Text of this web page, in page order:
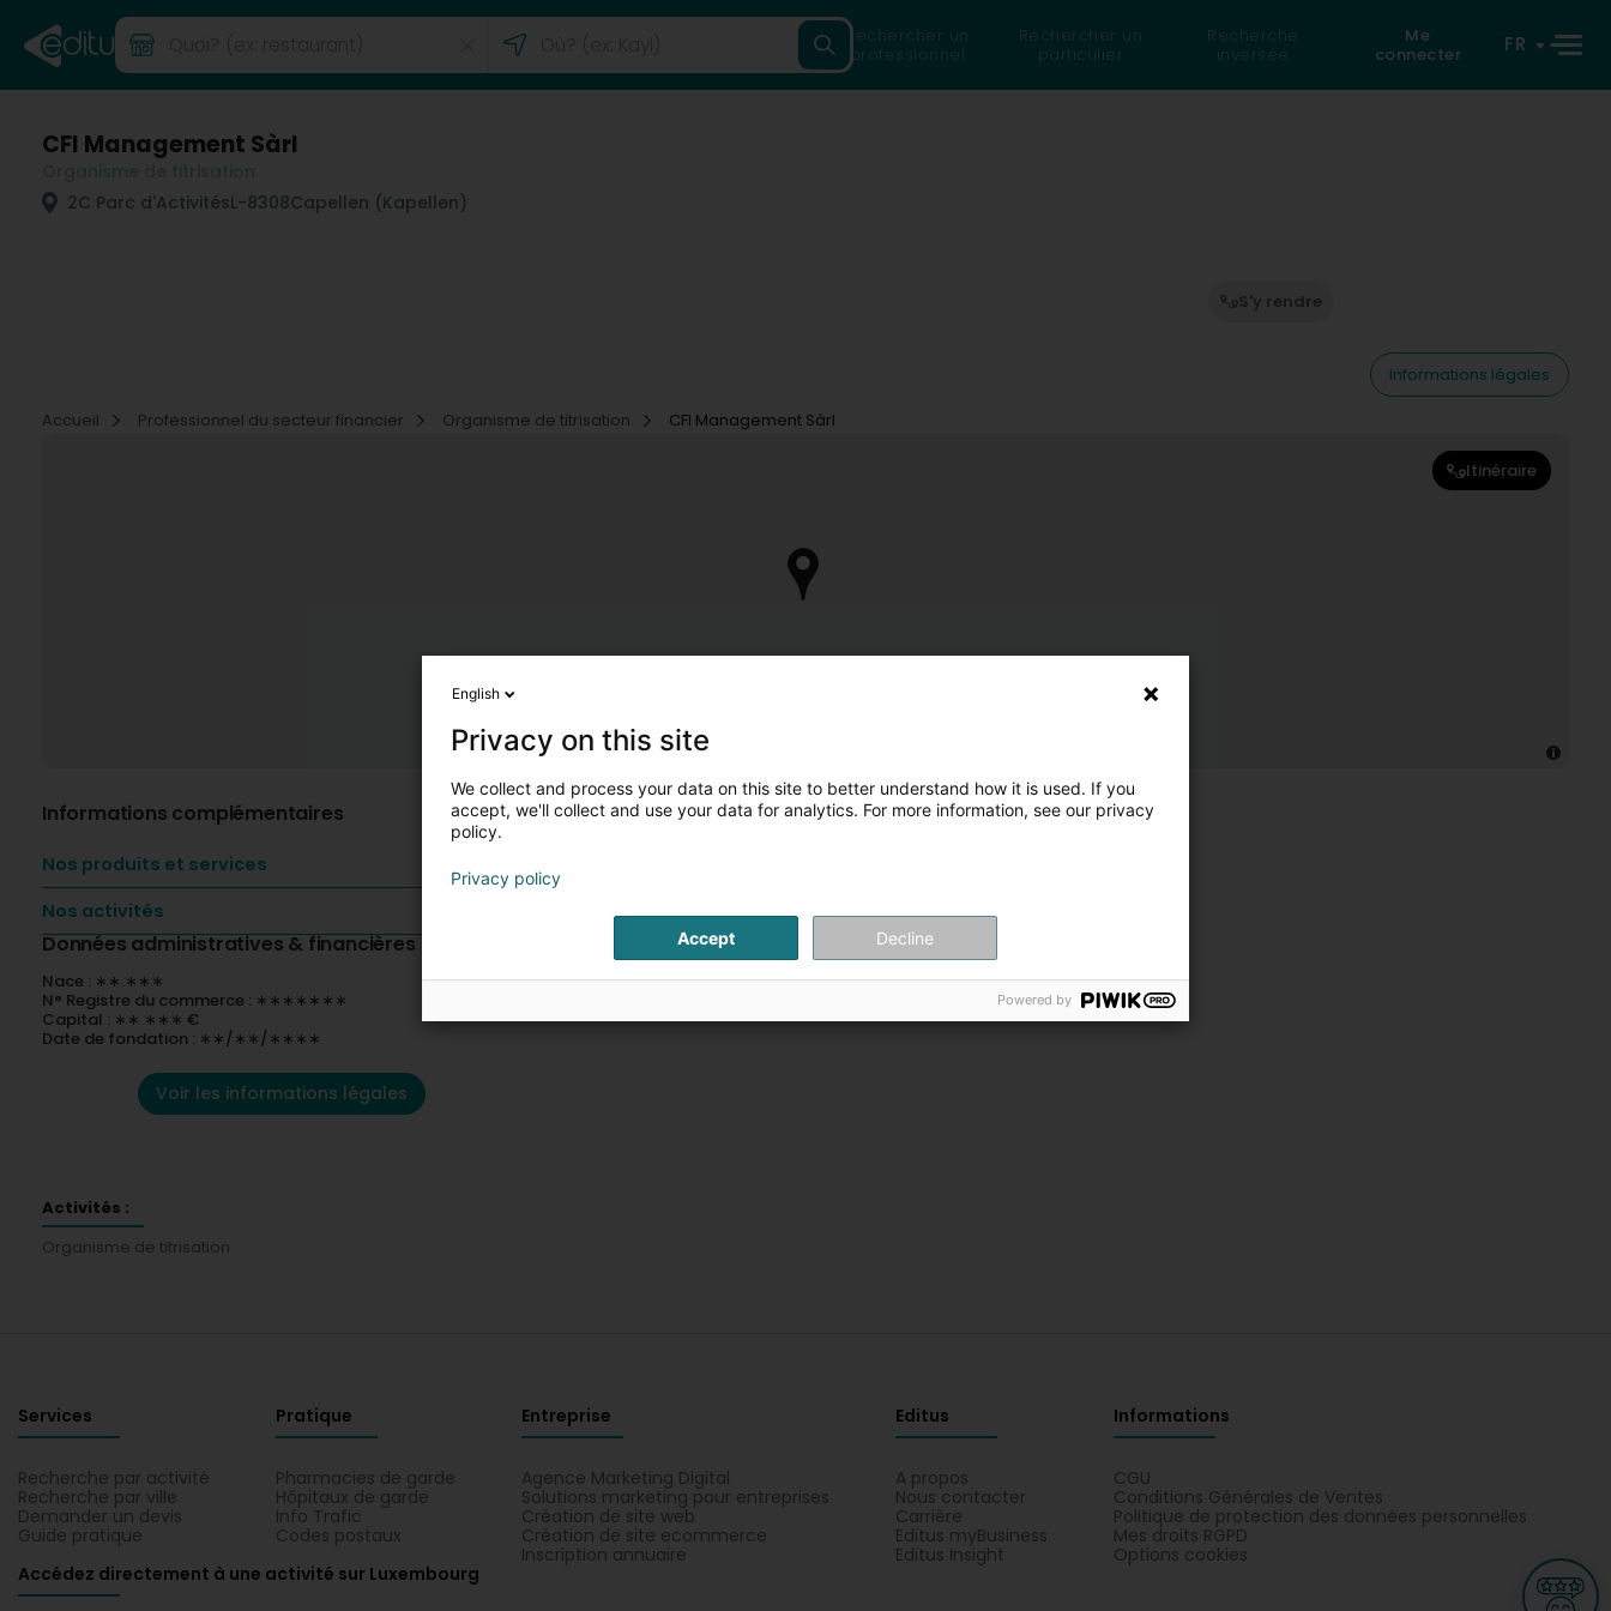
Rechercher un
professionnel
Rechercher un
particulier
Recherche
inversée
Me
connecter
FR
CFI Management Sàrl
2C Parc d'ActivitésL-8308Capellen (Kapellen)
S'y rendre
Informations légales
Accueil
Professionnel du secteur financier Organisme de titrisation CFI Management Sàrl
Itinéraire
Informations complémentaires
Nos produits et services
Nos activités
Données administratives & financières
Nace : ∗∗.∗∗∗
N° Registre du commerce : ∗∗∗∗∗∗∗
Capital : ∗∗ ∗∗∗ €
Date de fondation : ∗∗/∗∗/∗∗∗∗
Voir les informations légales
Activités :
Organisme de titrisation
Services
Recherche par activité
Recherche par ville
Demander un devis
Guide pratique
Pratique
Pharmacies de garde
Hôpitaux de garde
Info Trafic
Codes postaux
Entreprise
Agence Marketing Digital
Solutions marketing pour entreprises
Création de site web
Création de site ecommerce
Inscription annuaire
Editus
A propos
Nous contacter
Carrière
Editus myBusiness
Editus Insight
Informations
CGU
Conditions Générales de Ventes
Politique de protection des données personnelles
Mes droits RGPD
Options cookies
Accédez directement à une activité sur Luxembourg
English
Privacy on this site
We collect and process your data on this site to better understand how it is used. If you
accept, we'll collect and use your data for analytics. For more information, see our privacy
policy.
Privacy policy
Accept Decline
Powered by